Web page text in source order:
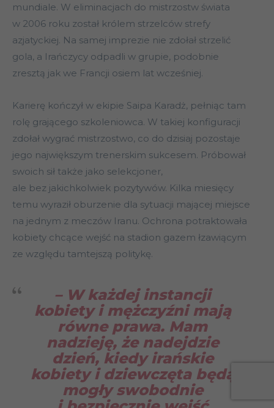
mundiale. W eliminacjach do mistrzostw świata
w 2006 roku został królem strzelców strefy
azjatyckiej. Na samej imprezie nie zdołał strzelić
gola, a Irańczycy odpadli w grupie, podobnie
zresztą jak we Francji osiem lat wcześniej.
Karierę kończył w ekipie Saipa Karadż, pełniąc tam
rolę grającego szkoleniowca. W takiej konfiguracji
zdołał wygrać mistrzostwo, co do dzisiaj pozostaje
jego największym trenerskim sukcesem. Próbował
swoich sił także jako selekcjoner,
ale bez jakichkolwiek pozytywów. Kilka miesięcy
temu wyraził oburzenie dla sytuacji mającej miejsce
na jednym z meczów Iranu. Ochrona potraktowała
kobiety chcące wejść na stadion gazem łzawiącym
ze względu tamtejszą politykę.
– W każdej instancji
kobiety i mężczyźni mają
równe prawa. Mam
nadzieję, że nadejdzie
dzień, kiedy irańskie
kobiety i dziewczęta będą
mogły swobodnie